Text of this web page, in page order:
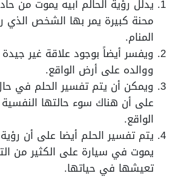
يدلل رؤية الحالم أبيه يموت من
محنة كبيرة يمر بها الشخص الذي
المنام.
ويفسر أيضاً بوجود علاقة غير جيدة
ووالده على أرض الواقع.
ويمكن أن يتم تفسير الحلم في
على أن هناك سوء حالتها
الواقع.
يتم تفسير الحلم أيضا على أن
يموت في سيارة على الكثير من
تعيشها في حياتها.